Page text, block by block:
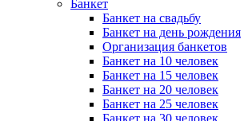
Банкет
Банкет на свадьбу
Банкет на день рождения
Организация банкетов
Банкет на 10 человек
Банкет на 15 человек
Банкет на 20 человек
Банкет на 25 человек
Банкет на 30 человек